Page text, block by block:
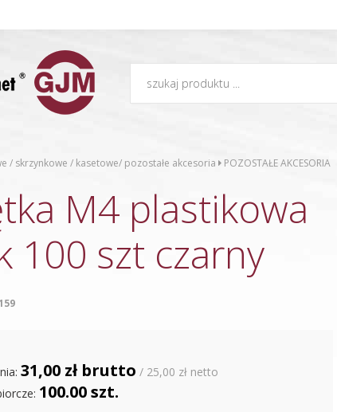
/ skrzynkowe / kasetowe/ pozostałe akcesoria POZOSTAŁE AKCESORIA
M4 plastikowa
100 szt czarny
31,00 zł brutto / 25,00 zł netto
100.00 szt.